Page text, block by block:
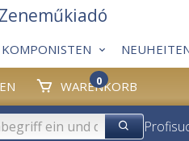
WARENKORB
0
KOMPONISTEN